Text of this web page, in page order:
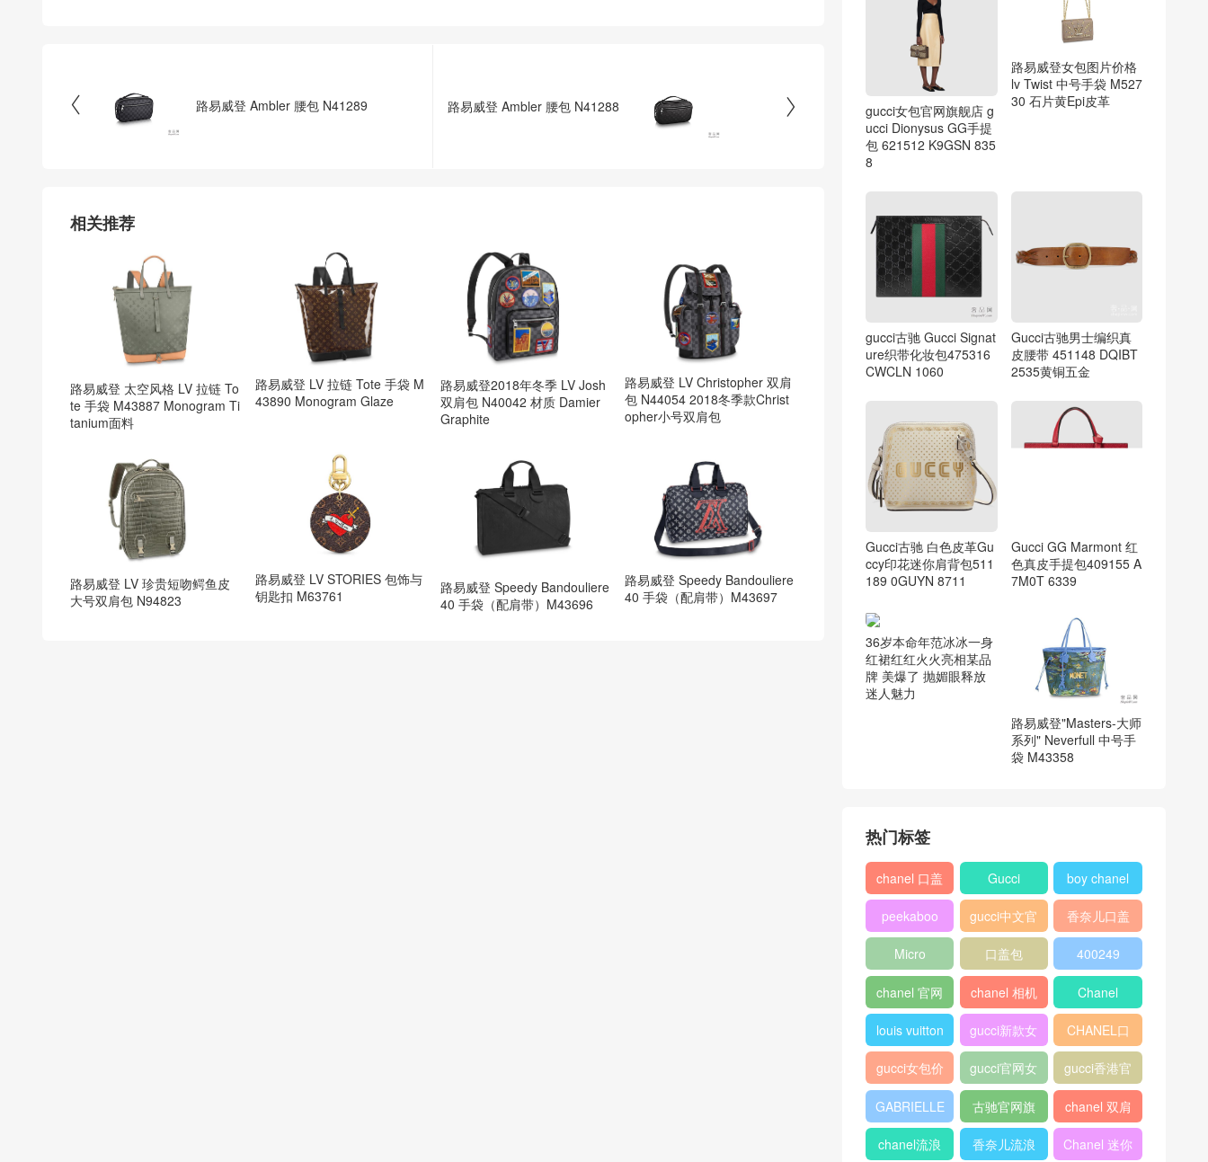
 路易威登 Ambler 腰包 N41289 
路易威登 Ambler 腰包 N41288
相关推荐
路易威登 太空风格 LV 拉链 To
te 手袋 M43887 Monogram Ti
tanium面料
路易威登 LV 拉链 Tote 手袋 M
43890 Monogram Glaze
路易威登2018年冬季 LV Josh
双肩包 N40042 材质 Damier
Graphite
路易威登 LV Christopher 双肩
包 N44054 2018冬季款Christ
opher小号双肩包
路易威登 LV 珍贵短吻鳄鱼皮
大号双肩包 N94823
路易威登 LV STORIES 包饰与
钥匙扣 M63761
路易威登 Speedy Bandouliere
40 手袋（配肩带）M43696
路易威登 Speedy Bandouliere
40 手袋（配肩带）M43697
gucci女包官网旗舰店 g
ucci Dionysus GG手提
包 621512 K9GSN 835
8
路易威登女包图片价格
lv Twist 中号手袋 M527
30 石片黄Epi皮革
gucci古驰 Gucci Signat
ure织带化妆包475316
CWCLN 1060
Gucci古驰男士编织真
皮腰带 451148 DQIBT
2535黄铜五金
Gucci古驰 白色皮革Gu
ccy印花迷你肩背包511
189 0GUYN 8711
Gucci GG Marmont 红
色真皮手提包409155 A
7M0T 6339
36岁本命年范冰冰一身
红裙红红火火亮相某品
牌 美爆了 抛媚眼释放
迷人魅力
路易威登"Masters-大师
系列" Neverfull 中号手
袋 M43358
热门标签
chanel 口盖
包
Gucci
boy chanel
口盖包
peekaboo
gucci中文官
网
香奈儿口盖
包2018
Micro
Luggage
口盖包 400249
chanel 官网
chanel 相机
包
Chanel
louis vuitton
gucci新款女
包
CHANEL口
盖包
gucci女包价
格
gucci官网女
包
gucci香港官
网
GABRIELLE
古驰官网旗
舰店
chanel 双肩
背包
chanel流浪
香奈儿流浪
Chanel 迷你